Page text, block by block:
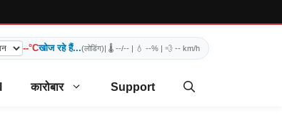
--°Cखोज रहे हैं...(लोडिंग)| 🌡️ --/-- | 💧 --% | 💨 -- km/h
कारोबार Support